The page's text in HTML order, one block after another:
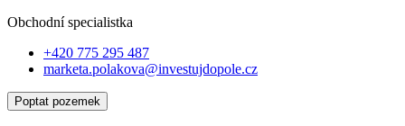
Obchodní specialistka
+420 775 295 487
marketa.polakova@investujdopole.cz
Poptat pozemek